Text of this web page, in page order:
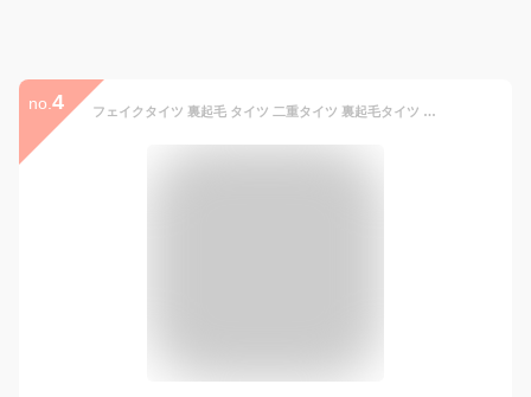
no. 4 フェイクタイツ 裏起毛 タイツ 二重タイツ 裏起毛タイツ 裏起毛パンツ 厚手 あったか 暖かい レギンス レディース 二重構造 フェイクタイツ ベージュ ナチュラル 色白肌 色白 自然肌 自然 透け 美脚 着圧タイツ 防寒 肌色 ストレッチ 温か ストッキング ストッキング風